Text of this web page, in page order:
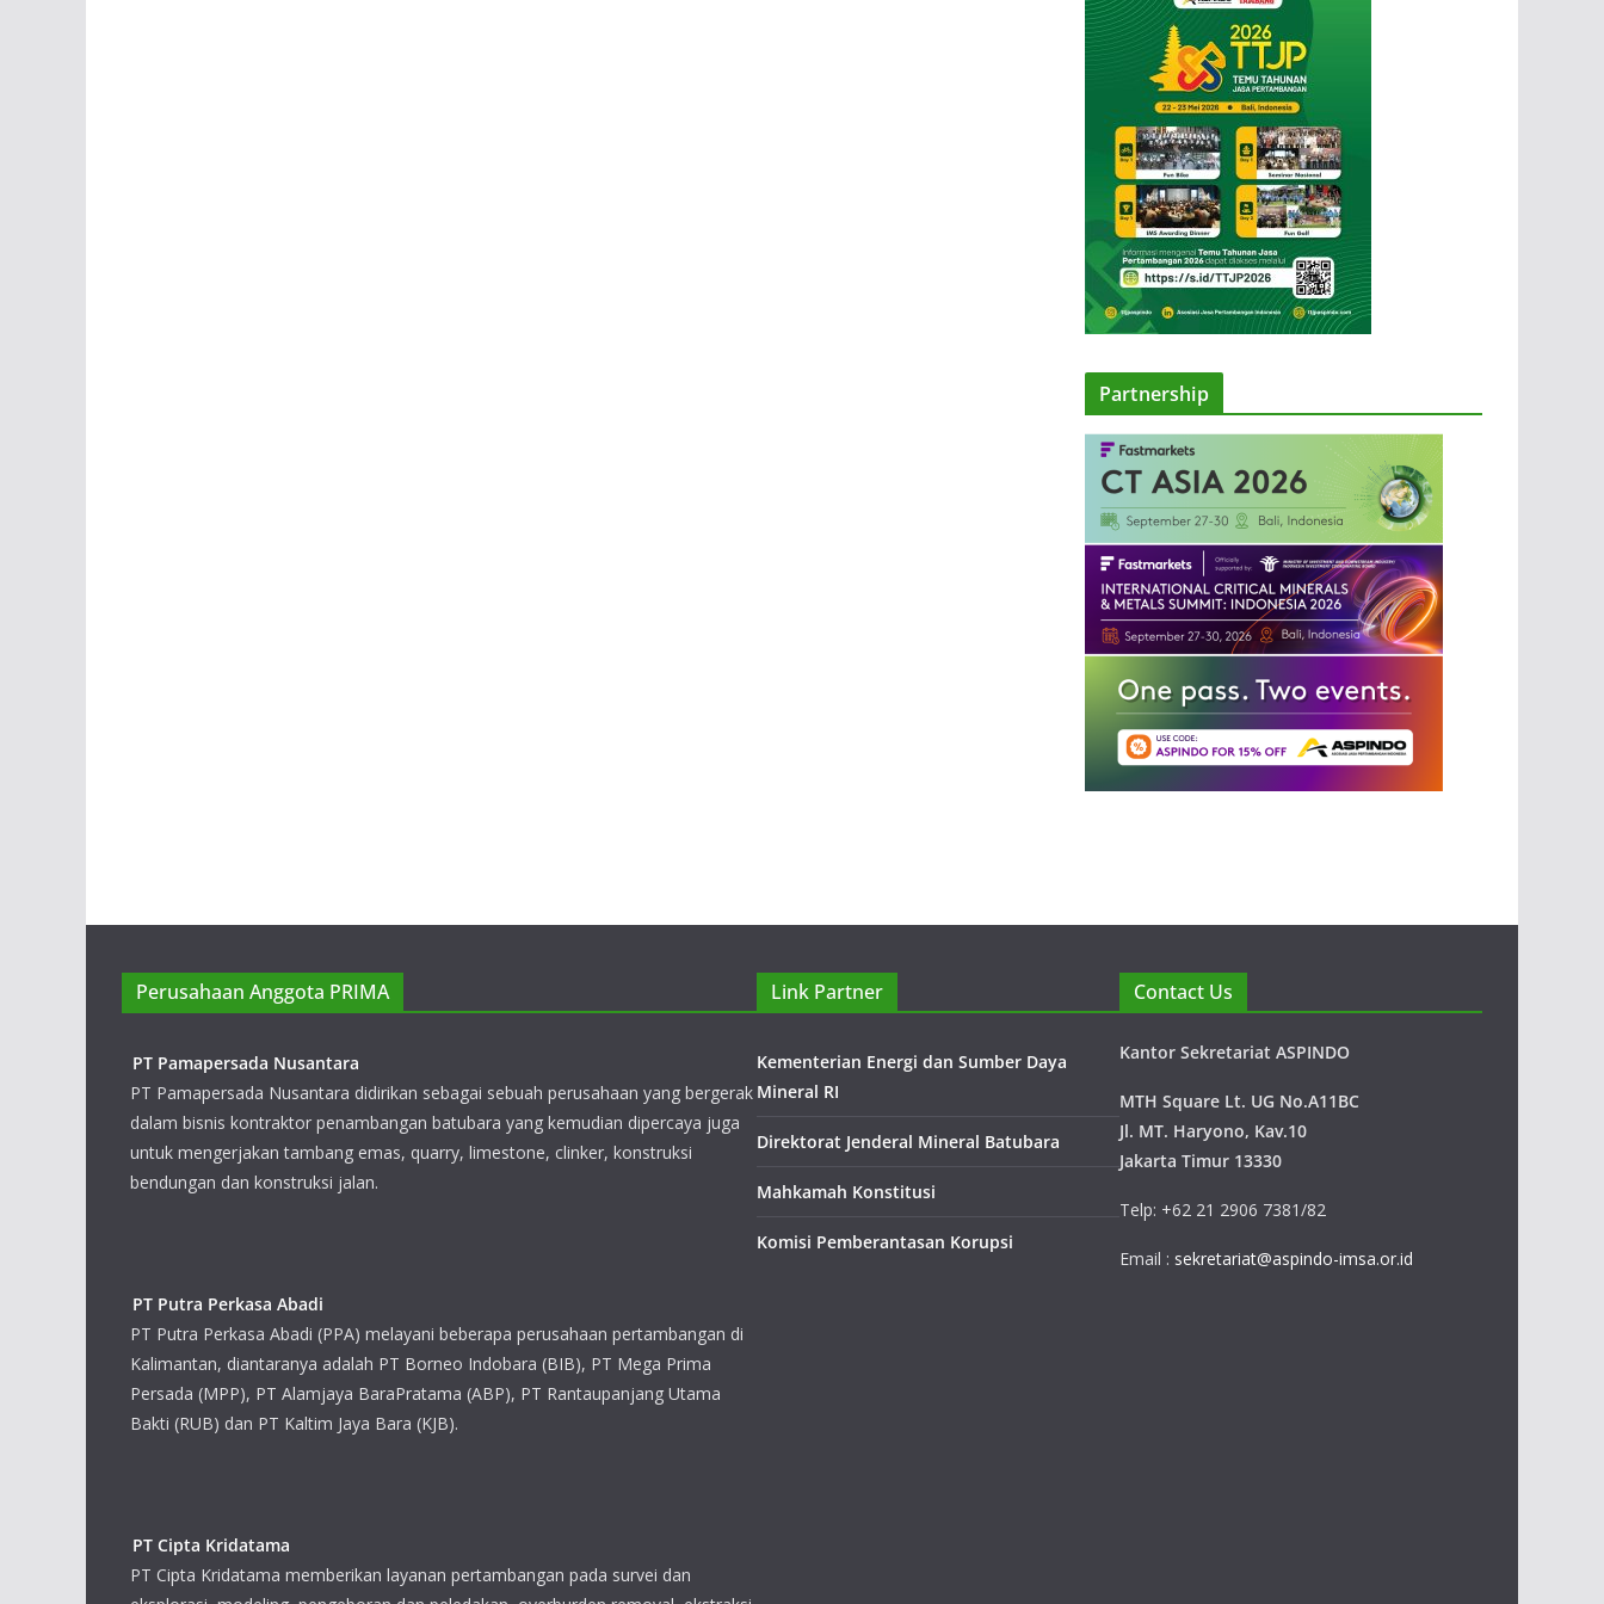
Partnership
Perusahaan Anggota PRIMA
PT Pamapersada Nusantara
PT Pamapersada Nusantara didirikan sebagai sebuah perusahaan yang bergerak
dalam bisnis kontraktor penambangan batubara yang kemudian dipercaya juga
untuk mengerjakan tambang emas, quarry, limestone, clinker, konstruksi
bendungan dan konstruksi jalan.
PT Putra Perkasa Abadi
PT Putra Perkasa Abadi (PPA) melayani beberapa perusahaan pertambangan di
Kalimantan, diantaranya adalah PT Borneo Indobara (BIB), PT Mega Prima
Persada (MPP), PT Alamjaya BaraPratama (ABP), PT Rantaupanjang Utama
Bakti (RUB) dan PT Kaltim Jaya Bara (KJB).
PT Cipta Kridatama
PT Cipta Kridatama memberikan layanan pertambangan pada survei dan
Link Partner
Kementerian Energi dan Sumber Daya
Mineral RI
Direktorat Jenderal Mineral Batubara
Mahkamah Konstitusi
Komisi Pemberantasan Korupsi
Contact Us
Kantor Sekretariat ASPINDO
MTH Square Lt. UG No.A11BC
Jl. MT. Haryono, Kav.10
Jakarta Timur 13330
Telp: +62 21 2906 7381/82
Email : sekretariat@aspindo-imsa.or.id